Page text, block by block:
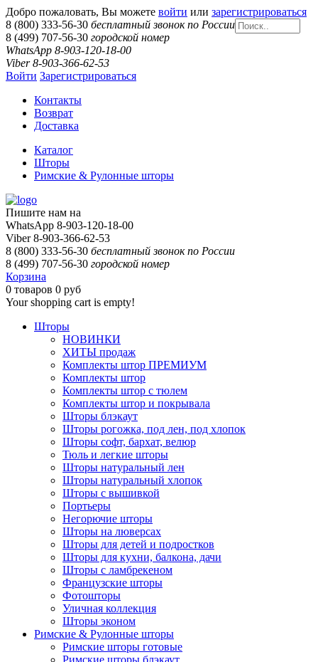
Добро пожаловать, Вы можете войти или зарегистрироваться
8 (800) 333-56-30 бесплатный звонок по России
8 (499) 707-56-30 городской номер
WhatsApp 8-903-120-18-00
Viber 8-903-366-62-53
Войти Зарегистрироваться
Контакты
Возврат
Доставка
Каталог
Шторы
Римские & Рулонные шторы
Пишите нам на
WhatsApp 8-903-120-18-00
Viber 8-903-366-62-53
8 (800) 333-56-30 бесплатный звонок по России
8 (499) 707-56-30 городской номер
Корзина
0 товаров 0 руб
Your shopping cart is empty!
Шторы
НОВИНКИ
ХИТЫ продаж
Комплекты штор ПРЕМИУМ
Комплекты штор
Комплекты штор с тюлем
Комплекты штор и покрывала
Шторы блэкаут
Шторы рогожка, под лен, под хлопок
Шторы софт, бархат, велюр
Тюль и легкие шторы
Шторы натуральный лен
Шторы натуральный хлопок
Шторы с вышивкой
Портьеры
Негорючие шторы
Шторы на люверсах
Шторы для детей и подростков
Шторы для кухни, балкона, дачи
Шторы с ламбрекеном
Французские шторы
Фотошторы
Уличная коллекция
Шторы эконом
Римские & Рулонные шторы
Римские шторы готовые
Римские шторы блэкаут